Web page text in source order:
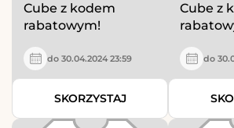
Cube z kodem
rabatowym!
do 30.04.2024 23:59
SKORZYSTAJ
Cube z
do